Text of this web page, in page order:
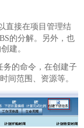
直接在项目管理结
的分解。另外，也
建。
务的命令，在创建子
间范围、资源等。